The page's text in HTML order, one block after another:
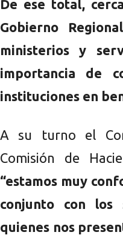
De ese total,
Gobierno
ministerios y
importancia de
instituciones en
A su turno el
Comisión de
“estamos muy
conjunto con los
quienes nos